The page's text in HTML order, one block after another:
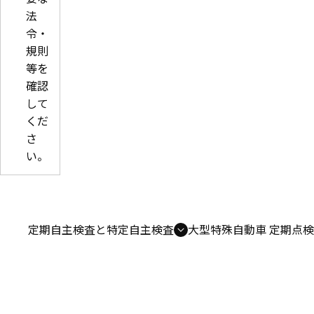
法
令・
規則
等を
確認
して
くだ
さ
い。
定期自主検査と特定自主検査 大型特殊自動車 定期点検